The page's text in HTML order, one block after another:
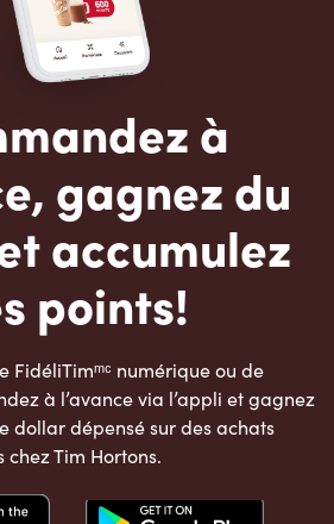
à
gagnez du
accumulez
points!
FidéliTimᵐᶜ numérique ou de
à l’avance via l’appli et gagnez
dollar dépensé sur des achats
Tim Hortons.